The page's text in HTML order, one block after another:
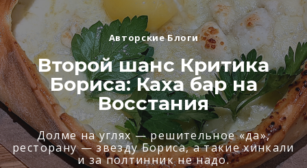
Авторские Блоги
Второй шанс Критика
Бориса: Каха бар на
Восстания
Долме на углях — решительное «да»,
ресторану — звезду Бориса, а такие хинкали
и за полтинник не надо.